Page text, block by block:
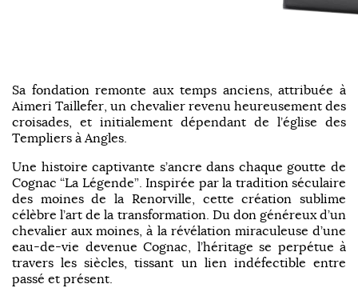
Sa fondation remonte aux temps anciens, attribuée à
Aimeri Taillefer, un chevalier revenu heureusement des
croisades, et initialement dépendant de l’église des
Templiers à Angles.
Une histoire captivante s’ancre dans chaque goutte de
Cognac “La Légende”. Inspirée par la tradition séculaire
des moines de la Renorville, cette création sublime
célèbre l’art de la transformation. Du don généreux d’un
chevalier aux moines, à la révélation miraculeuse d’une
eau-de-vie devenue Cognac, l’héritage se perpétue à
travers les siècles, tissant un lien indéfectible entre
passé et présent.